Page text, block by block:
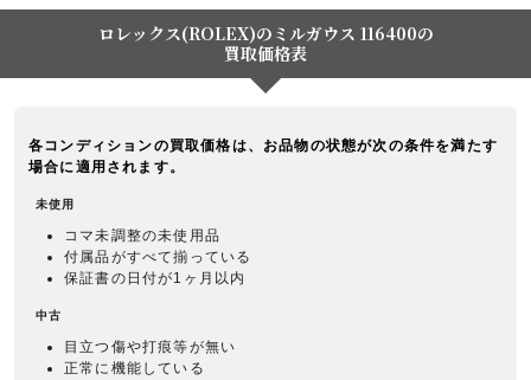
ロレックス(ROLEX)のミルガウス 116400の
買取価格表
各コンディションの買取価格は、お品物の状態が次の条件を満たす
場合に適用されます。
未使用
コマ未調整の未使用品
付属品がすべて揃っている
保証書の日付が1ヶ月以内
中古
目立つ傷や打痕等が無い
正常に機能している